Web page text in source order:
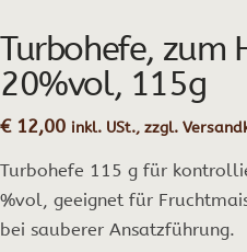
Turbohefe, zum
20%vol, 115g
€12,00 inkl. USt., zzgl.
Turbohefe 115 g für
%vol, geeignet für
bei sauberer Ansatzführung.